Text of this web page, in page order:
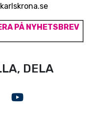
PÅ NYHETSBREV
DELA
Youtube